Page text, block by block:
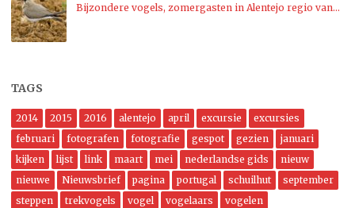
Bijzondere vogels, zomergasten in Alentejo regio van…
TAGS
2014 2015 2016 alentejo april excursie
excursies
februari
fotografen fotografie gespot gezien
januari
kijken
lijst link maart mei nederlandse gids
nieuw
nieuwe
Nieuwsbrief pagina portugal schuilhut
september
steppen
trekvogels vogel vogelaars
vogelen